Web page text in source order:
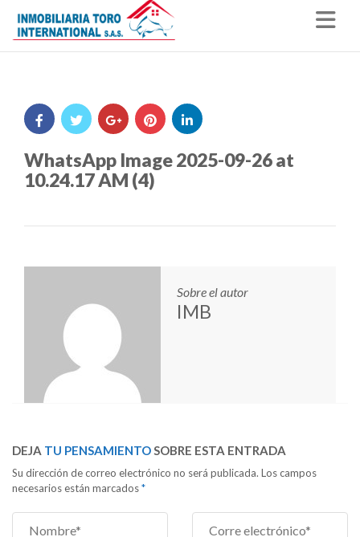
WhatsApp Image 2025-09-26 at
10.24.17 AM (4)
Sobre el autor
IMB
DEJA TU PENSAMIENTOSOBRE ESTA ENTRADA
Su dirección de correo electrónico no será publicada. Los campos
necesarios están marcados*